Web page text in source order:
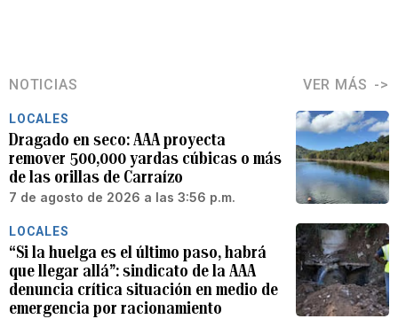
NOTICIAS VER MÁS
LOCALES
Dragado en seco: AAA proyecta
remover 500,000 yardas cúbicas o más
de las orillas de Carraízo
7 de agosto de 2026 a las 3:56 p.m.
LOCALES
“Si la huelga es el último paso, habrá
que llegar allá”: sindicato de la AAA
denuncia crítica situación en medio de
emergencia por racionamiento